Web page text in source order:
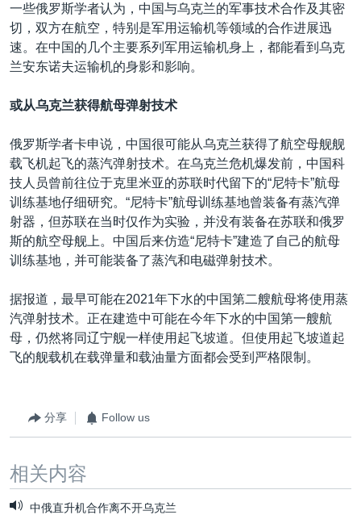
一些俄罗斯学者认为，中国与乌克兰的军事技术合作及其密
切，双方在航空，特别是军用运输机等领域的合作进展迅
速。在中国的几个主要系列军用运输机身上，都能看到乌克
兰安东诺夫运输机的身影和影响。
或从乌克兰获得航母弹射技术
俄罗斯学者卡申说，中国很可能从乌克兰获得了航空母舰舰
载飞机起飞的蒸汽弹射技术。在乌克兰危机爆发前，中国科
技人员曾前往位于克里米亚的苏联时代留下的“尼特卡”航母
训练基地仔细研究。“尼特卡”航母训练基地曾装备有蒸汽弹
射器，但苏联在当时仅作为实验，并没有装备在苏联和俄罗
斯的航空母舰上。中国后来仿造“尼特卡”建造了自己的航母
训练基地，并可能装备了蒸汽和电磁弹射技术。
据报道，最早可能在2021年下水的中国第二艘航母将使用蒸
汽弹射技术。正在建造中可能在今年下水的中国第一艘航
母，仍然将同辽宁舰一样使用起飞坡道。但使用起飞坡道起
飞的舰载机在载弹量和载油量方面都会受到严格限制。
分享 Follow us
相关内容
中俄直升机合作离不开乌克兰